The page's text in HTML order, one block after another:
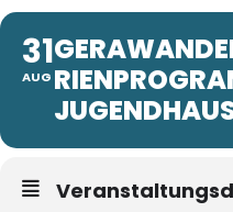
31
AUG